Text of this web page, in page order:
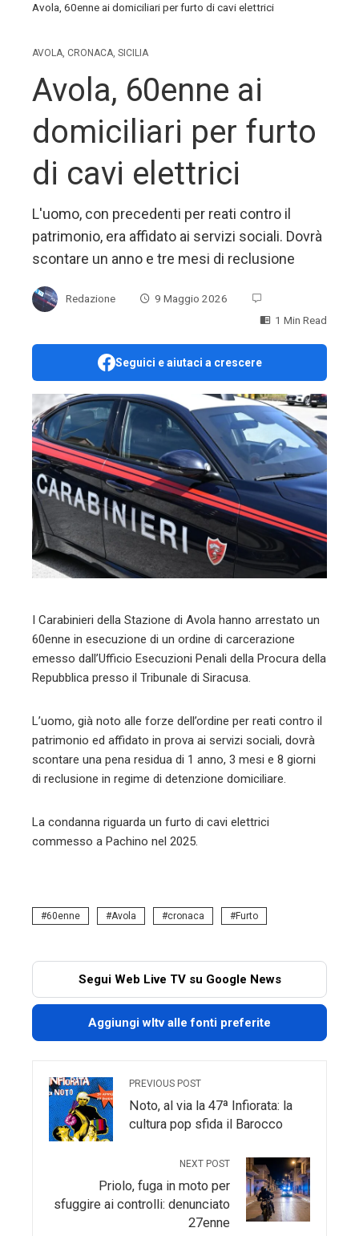
Avola, 60enne ai domiciliari per furto di cavi elettrici
AVOLA, CRONACA, SICILIA
Avola, 60enne ai
domiciliari per furto
di cavi elettrici
L'uomo, con precedenti per reati contro il
patrimonio, era affidato ai servizi sociali. Dovrà
scontare un anno e tre mesi di reclusione
Redazione
9 Maggio 2026
1 Min Read
Seguici e aiutaci a crescere
I Carabinieri della Stazione di Avola hanno arrestato un
60enne in esecuzione di un ordine di carcerazione
emesso dall’Ufficio Esecuzioni Penali della Procura della
Repubblica presso il Tribunale di Siracusa.
L’uomo, già noto alle forze dell’ordine per reati contro il
patrimonio ed affidato in prova ai servizi sociali, dovrà
scontare una pena residua di 1 anno, 3 mesi e 8 giorni
di reclusione in regime di detenzione domiciliare.
La condanna riguarda un furto di cavi elettrici
commesso a Pachino nel 2025.
60enne Avola cronaca Furto
Segui Web Live TV su Google News
Aggiungi wltv alle fonti preferite
PREVIOUS POST
Noto, al via la 47ª Infiorata: la
cultura pop sfida il Barocco
NEXT POST
Priolo, fuga in moto per
sfuggire ai controlli: denunciato
27enne